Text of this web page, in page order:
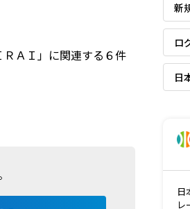
ＡＩ」に関連する６件
新
ロ
日
日
レ